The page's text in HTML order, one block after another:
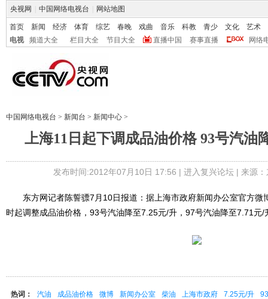
央视网 中国网络电视台 网站地图
首页 新闻 经济 体育 综艺 春晚 戏曲 音乐 科教 青少 文化
艺术
电视
频道大全 栏目大全 节目大全 直播中国 赛事直播 网络
中国网络电视台 > 新闻台 > 新闻中心 >
上海11日起下调成品油价格 93号汽油
发布时间:2012年07月10日 17:56 | 进入复兴论坛| 来源
东方网记者陈誓骠7月10日报道：据上海市政府新闻办公室官方微
时起调整成品油价格，93号汽油降至7.25元/升，97号汽油降至7.71元
热词： 汽油 成品油价格 微博 新闻办公室 柴油 上海市政府 7.25元/升